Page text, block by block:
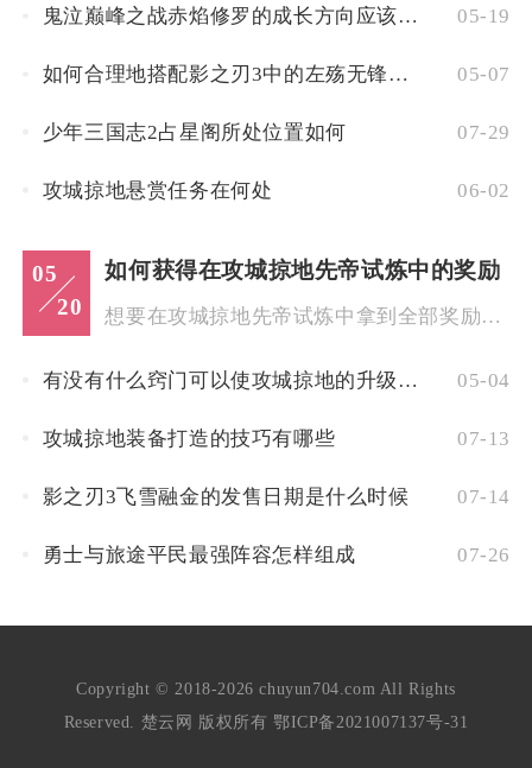
鬼泣巅峰之战赤焰修罗的成长方向应该如何选择 05-19
如何合理地搭配影之刃3中的左殇无锋技能 05-07
少年三国志2占星阁所处位置如何 07-29
攻城掠地悬赏任务在何处 06-02
05
20
如何获得在攻城掠地先帝试炼中的奖励
想要在攻城掠地先帝试炼中拿到全部奖励，核心是先满足开启条件、...
有没有什么窍门可以使攻城掠地的升级过程更迅速 05-04
攻城掠地装备打造的技巧有哪些 07-13
影之刃3飞雪融金的发售日期是什么时候 07-14
勇士与旅途平民最强阵容怎样组成 07-26
Copyright © 2018-2026 chuyun704.com All Rights
Reserved. 楚云网 版权所有 鄂ICP备2021007137号-31